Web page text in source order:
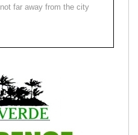
far away from the city